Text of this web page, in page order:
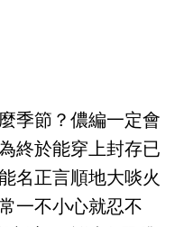
季節？儂編一定會
終於能穿上封存已
名正言順地大啖火
一不小心就忍不